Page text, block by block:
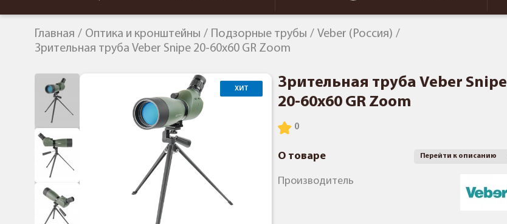
Главная Оптика и кронштейны Подзорные трубы
Veber (Россия)
Зрительная труба Veber Snipe 20-60x60 GR Zoom
ХИТ
Зрительная труба Veber Snipe
20-60x60 GR Zoom
О товаре Перейти к описанию
Производитель